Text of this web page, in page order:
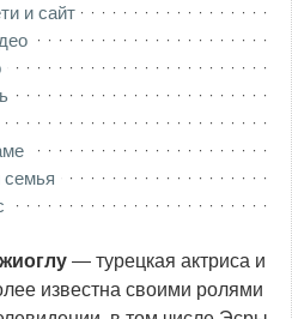
и сайт
семья
— турецкая актриса и
известна своими ролями